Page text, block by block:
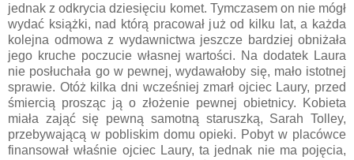
jednak z odkrycia dziesięciu komet. Tymczasem on nie mógł
wydać książki, nad którą pracował już od kilku lat, a każda
kolejna odmowa z wydawnictwa jeszcze bardziej obniżała
jego kruche poczucie własnej wartości. Na dodatek Laura
nie posłuchała go w pewnej, wydawałoby się, mało istotnej
sprawie. Otóż kilka dni wcześniej zmarł ojciec Laury, przed
śmiercią prosząc ją o złożenie pewnej obietnicy. Kobieta
miała zająć się pewną samotną staruszką, Sarah Tolley,
przebywającą w pobliskim domu opieki. Pobyt w placówce
finansował właśnie ojciec Laury, ta jednak nie ma pojęcia,